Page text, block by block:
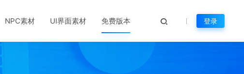
NPC素材 UI界面素材 免费版本 登录